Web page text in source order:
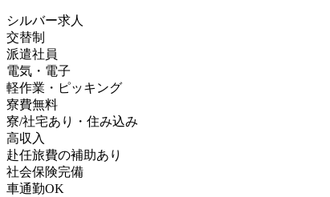
シルバー求人
交替制
派遣社員
電気・電子
軽作業・ピッキング
寮費無料
寮/社宅あり・住み込み
高収入
赴任旅費の補助あり
社会保険完備
車通勤OK